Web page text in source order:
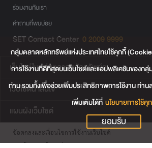
ร่วมงานกับเรา
คำถามที่พบบ่อย
SET Contact Center 0 2009 9999
เว็บไซต์ในกลุ่มตลาดหลักทรัพย์ฯ
เว็บไซต์น่าสนใจ
แผนผังเว็บไซต์
ข้อตกลงและเงื่อนไขการใช้งานเว็บไซต์
การคุ้มครองข้อมูลส่วนบุคคล
กลุ่มตลาดหลักทรัพย์แห่งประเทศไทยใช้คุกกี้
การใช้งานที่ดีที่สุดบนเว็บไซต์และแอปพลิเคชันของก
ท่าน รวมทั้งเพื่อช่วยเพิ่มประสิทธิภาพการใช้งาน ท่า
เพิ่มเติมได้ที่ นโยบายการใช้คุ
ยอมรับ